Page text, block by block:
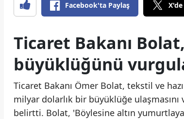
Facebook'ta Paylaş
Ticaret Bakanı
büyüklüğünü
Ticaret Bakanı Ömer Bolat, tekstil ve
milyar dolarlık bir büyüklüğe
belirtti. Bolat, 'Böylesine altın